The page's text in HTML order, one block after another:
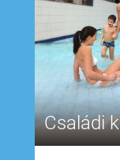
Családi